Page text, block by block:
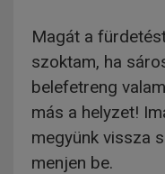
Magát a
szoktam, ha
belefetreng
más a helyzet!
megyünk vissza
menjen be.